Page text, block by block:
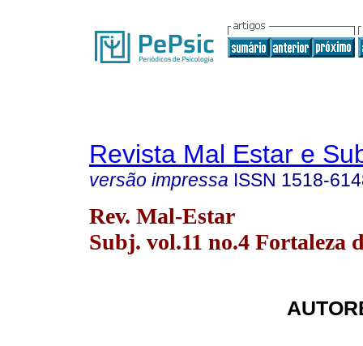
Revista Mal Estar e
versão impressa ISSN 1518-
Rev. Mal-Estar
Subj. vol.11 no.4 Fortaleza